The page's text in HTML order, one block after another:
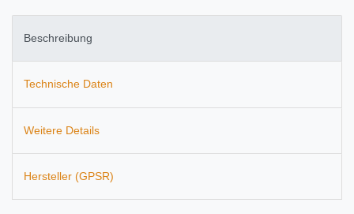
Beschreibung
Technische Daten
Weitere Details
Hersteller (GPSR)